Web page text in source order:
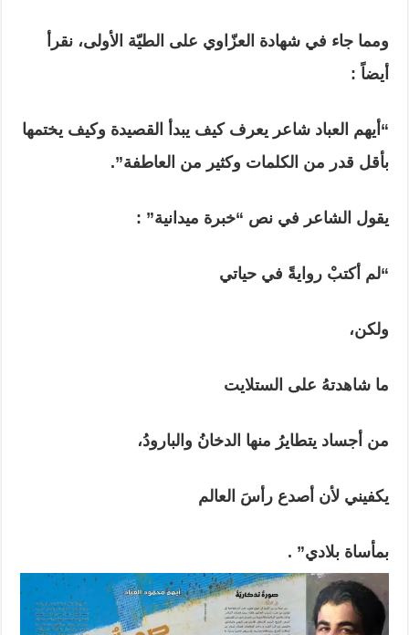
ومما جاء في شهادة العزّاوي على الطيّة الأولى، نقرأ
أيضاً :
“أيهم العباد شاعر يعرف كيف يبدأ القصيدة وكيف يختمها
بأقل قدر من الكلمات وكثير من العاطفة”.
يقول الشاعر في نص “خبرة ميدانية” :
“لم أكتبْ روايةً في حياتي
ولكن،
ما شاهدتهُ على الستلايت
من أجساد يتطايرُ منها الدخانُ والبارودُ،
يكفيني لأن أصدع رأسَ العالم
بمأساة بلادي” .